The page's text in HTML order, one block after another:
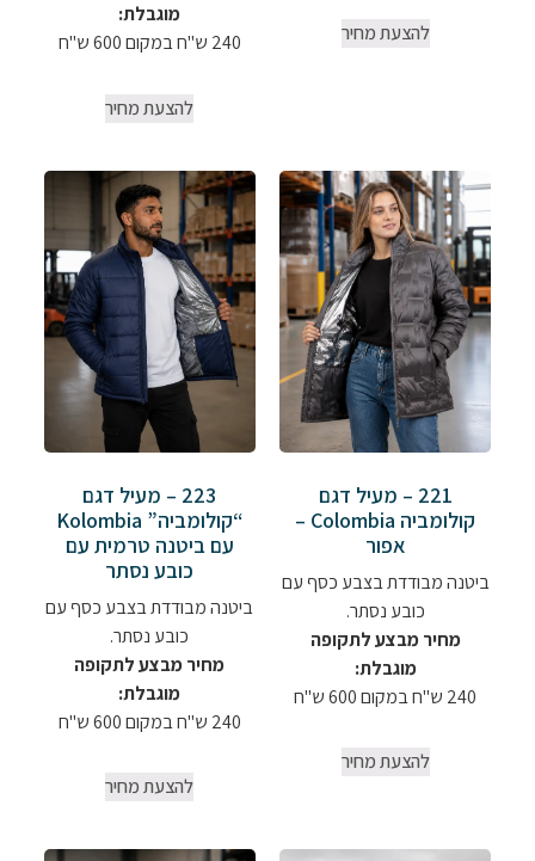
להצעת מחיר
מוגבלת:
240 ש"ח במקום 600 ש"ח
להצעת מחיר
221 – מעיל דגם
קולומביה Colombia –
אפור
ביטנה מבודדת בצבע כסף עם
כובע נסתר.
מחיר מבצע לתקופה
מוגבלת:
240 ש"ח במקום 600 ש"ח
להצעת מחיר
223 – מעיל דגם
“קולומביה” Kolombia
עם ביטנה טרמית עם
כובע נסתר
ביטנה מבודדת בצבע כסף עם
כובע נסתר.
מחיר מבצע לתקופה
מוגבלת:
240 ש"ח במקום 600 ש"ח
להצעת מחיר